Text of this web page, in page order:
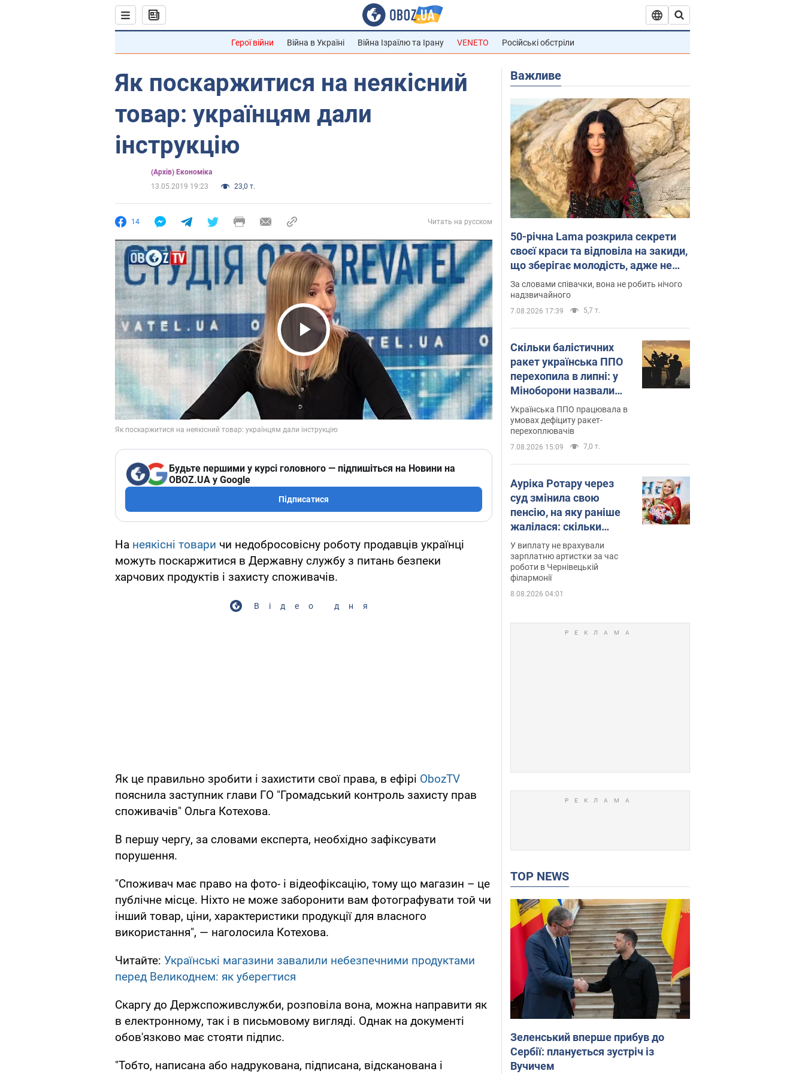
Герої війни Війна в Україні Війна Ізраїлю та Ірану VENETO Російські обстріли
Як поскаржитися на неякісний
товар: українцям дали
інструкцію
(Архів) Економіка
13.05.2019 19:23
23,0 т.
14 Читать на русском
Play Video
Будьте першими у курсі головного — підпишіться на Новини на
OBOZ.UA у Google
Підписатися
На неякісні товари чи недобросовісну роботу продавців українці
можуть поскаржитися в Державну службу з питань безпеки
харчових продуктів і захисту споживачів.
Відео дня
Як це правильно зробити і захистити свої права, в ефірі ObozTV
пояснила заступник глави ГО "Громадський контроль захисту прав
споживачів" Ольга Котехова.
В першу чергу, за словами експерта, необхідно зафіксувати
порушення.
"Споживач має право на фото- і відеофіксацію, тому що магазин – це
публічне місце. Ніхто не може заборонити вам фотографувати той чи
інший товар, ціни, характеристики продукції для власного
використання", — наголосила Котехова.
Читайте: Українські магазини завалили небезпечними продуктами
перед Великоднем: як уберегтися
Скаргу до Держспоживслужби, розповіла вона, можна направити як
в електронному, так і в письмовому вигляді. Однак на документі
обов'язково має стояти підпис.
"Тобто, написана або надрукована, підписана, відсканована і
Важливе
50-річна Lama розкрила секрети
своєї краси та відповіла на закиди,
що зберігає молодість, адже не
має дітей
За словами співачки, вона не робить нічого
надзвичайного
7.08.2026 17:39 5,7 т.
Скільки балістичних
ракет українська ППО
перехопила в липні: у
Міноборони назвали
цифру
Українська ППО працювала в
умовах дефіциту ракет-
перехоплювачів
7.08.2026 15:09 7,0 т.
Ауріка Ротару через
суд змінила свою
пенсію, на яку раніше
жалілася: скільки
отримувала співачка
У виплату не врахували
зарплатню артистки за час
роботи в Чернівецькій
філармонії
8.08.2026 04:01
TOP NEWS
Зеленський вперше прибув до
Сербії: планується зустріч із
Вучичем